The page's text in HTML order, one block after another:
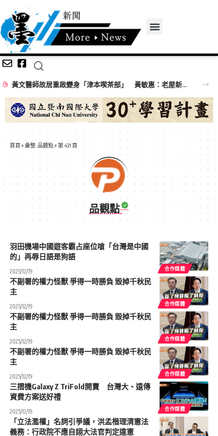
黃文醫師故居重啟變身「津本喫茶部」 黃敏惠：老屋新生再添木都亮點
首頁 » 彙整: 品觀點» 第 431 頁
品觀點
合作媒體
羽田機場中國遊客霸占座位嗆「台灣是中國
的」再辱日語是狗語
2025/12/19
合作媒體
不副署的權力怪獸 爭得一時勝負 毀掉千秋民
主
2025/12/19
合作媒體
不副署的權力怪獸 爭得一時勝負 毀掉千秋民
主
2025/12/19
合作媒體
不副署的權力怪獸 爭得一時勝負 毀掉千秋民
主
2025/12/19
合作媒體
三摺機Galaxy Z TriFold開賣 台灣大、遠傳
資費方案送好禮
2025/12/19
「立法濫權」名詞引爭議，洪孟楷理清憲法
義務：行政院不應自詡大法官判定違憲